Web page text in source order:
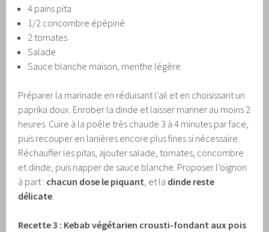
4 pains pita
1/2 concombre épépiné
2 tomates
Salade
Sauce blanche maison, menthe légère
Préparer la marinade en réduisant l’ail et en choisissant un
paprika doux. Enrober la dinde et laisser mariner au moins 2
heures. Cuire à la poêle très chaude 3 à 4 minutes par face,
puis recouper en lanières encore plus fines si nécessaire.
Réchauffer les pitas, ajouter salade, tomates, concombre
et dinde, puis napper de sauce blanche. Proposer l’oignon
à part : chacun dose le piquant, et la dinde reste
délicate.
Recette 3 : Kebab végétarien crousti-fondant aux pois